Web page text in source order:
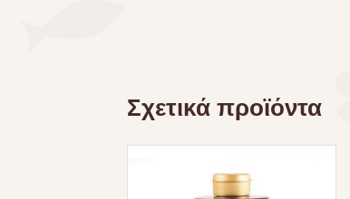
Σχετικά προϊόντα